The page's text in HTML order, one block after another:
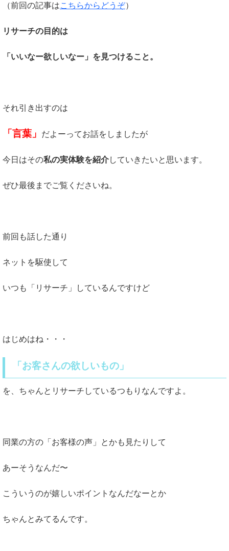
（前回の記事はこちらからどうぞ）
リサーチの目的は
「いいなー欲しいなー」を見つけること。
それ引き出すのは
「言葉」 だよーってお話をしましたが
今日はその私の実体験を紹介していきたいと思います。
ぜひ最後までご覧くださいね。
前回も話した通り
ネットを駆使して
いつも「リサーチ」しているんですけど
はじめはね・・・
「お客さんの欲しいもの」
を、ちゃんとリサーチしているつもりなんですよ。
同業の方の「お客様の声」とかも見たりして
あーそうなんだ〜
こういうのが嬉しいポイントなんだなーとか
ちゃんとみてるんです。